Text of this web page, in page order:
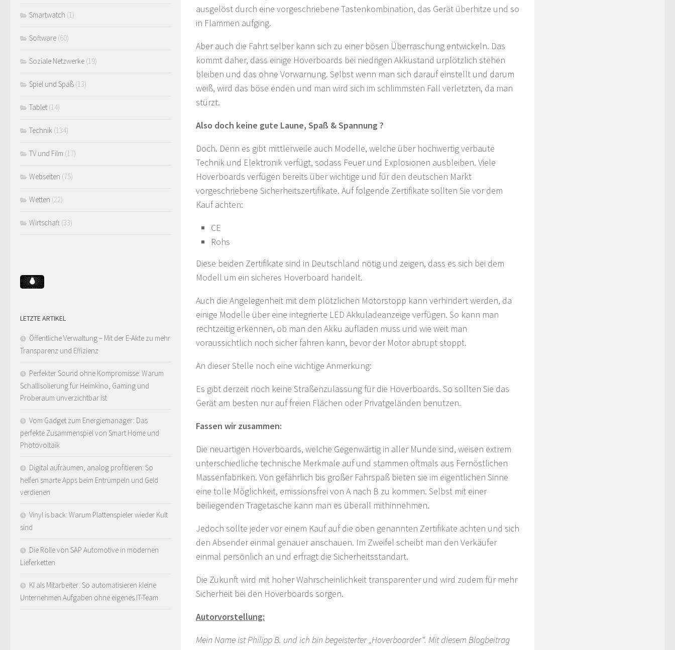
ausgelöst durch eine vorgeschriebene Tastenkombination, das Gerät überhitze und so
in Flammen aufging.
Aber auch die Fahrt selber kann sich zu einer bösen Überraschung entwickeln. Das
kommt daher, dass einige Hoverboards bei niedrigen Akkustand urplötzlich stehen
bleiben und das ohne Vorwarnung. Selbst wenn man sich darauf einstellt und darum
weiß, wird das böse enden und man wird sich im schlimmsten Fall verletzten, da man
stürzt.
Also doch keine gute Laune, Spaß & Spannung ?
Doch. Denn es gibt mittlerweile auch Modelle, welche über hochwertig verbaute
Technik und Elektronik verfügt, sodass Feuer und Explosionen ausbleiben. Viele
Hoverboards verfügen bereits über wichtige und für den deutschen Markt
vorgeschriebene Sicherheitszertifikate. Auf folgende Zertifikate sollten Sie vor dem
Kauf achten:
CE
Rohs
Diese beiden Zertifikate sind in Deutschland nötig und zeigen, dass es sich bei dem
Modell um ein sicheres Hoverboard handelt.
Auch die Angelegenheit mit dem plötzlichen Motorstopp kann verhindert werden, da
einige Modelle über eine integrierte LED Akkuladeanzeige verfügen. So kann man
rechtzeitig erkennen, ob man den Akku aufladen muss und wie weit man
voraussichtlich noch sicher fahren kann, bevor der Motor abrupt stoppt.
An dieser Stelle noch eine wichtige Anmerkung:
Es gibt derzeit noch keine Straßenzulassung für die Hoverboards. So sollten Sie das
Gerät am besten nur auf freien Flächen oder Privatgeländen benutzen.
Fassen wir zusammen:
Die neuartigen Hoverboards, welche Gegenwärtig in aller Munde sind, weisen extrem
unterschiedliche technische Merkmale auf und stammen oftmals aus Fernöstlichen
Massenfabriken. Von gefährlich bis großer Fahrspaß bieten sie im eigentlichen Sinne
eine tolle Möglichkeit, emissionsfrei von A nach B zu kommen. Selbst mit einer
beiliegenden Tragetasche kann man es überall mithinnehmen.
Jedoch sollte jeder vor einem Kauf auf die oben genannten Zertifikate achten und sich
den Absender einmal genauer anschauen. Im Zweifel scheibt man den Verkäufer
einmal persönlich an und erfragt die Sicherheitsstandart.
Die Zukunft wird mit hoher Wahrscheinlichkeit transparenter und wird zudem für mehr
Sicherheit bei den Hoverboards sorgen.
Autorvorstellung:
Mein Name ist Philipp B. und ich bin begeisterter „Hoverboarder“. Mit diesem Blogbeitrag
Smartwatch (1)
Software (60)
Soziale Netzwerke (19)
Spiel und Spaß (13)
Tablet (14)
Technik (134)
TV und Film (17)
Webseiten (75)
Wetten (22)
Wirtschaft (33)
LETZTE ARTIKEL
Öffentliche Verwaltung – Mit der E-Akte zu mehr
Transparenz und Effizienz
Perfekter Sound ohne Kompromisse: Warum
Schallisolierung für Heimkino, Gaming und
Proberaum unverzichtbar ist
Vom Gadget zum Energiemanager: Das
perfekte Zusammenspiel von Smart Home und
Photovoltaik
Digital aufräumen, analog profitieren: So
helfen smarte Apps beim Entrümpeln und Geld
verdienen
Vinyl is back: Warum Plattenspieler wieder Kult
sind
Die Rolle von SAP Automotive in modernen
Lieferketten
KI als Mitarbeiter: So automatisieren kleine
Unternehmen Aufgaben ohne eigenes IT-Team